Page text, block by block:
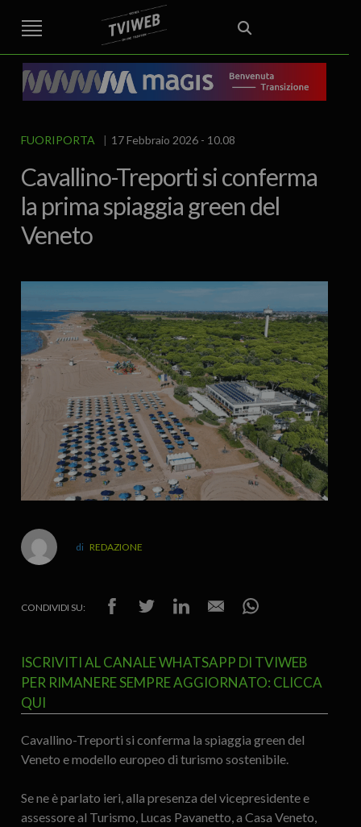
STREET TG CRONACA VENETO
VICENZA E PROVINCIA
AREA BERICA
ECONOMIA ATTUALITA’ POLITICA
EDITORIALE ITALIA E MONDO CURIOSITÀ – LIFESTYLE
CULTURA ARTE
SPORT
IL GRAFFIO FOOD & DRINK
FUORIPORTA 17 Febbraio 2026 - 10.08
Cavallino-Treporti si conferma
la prima spiaggia green del
Veneto
REDAZIONE
CONDIVIDI SU:
ISCRIVITI AL CANALE WHATSAPP DI TVIWEB
PER RIMANERE SEMPRE AGGIORNATO: CLICCA
QUI
Cavallino-Treporti si conferma la spiaggia green del
Veneto e modello europeo di turismo sostenibile.
Se ne è parlato ieri, alla presenza del vicepresidente e
assessore al Turismo, Lucas Pavanetto, a Casa Veneto,